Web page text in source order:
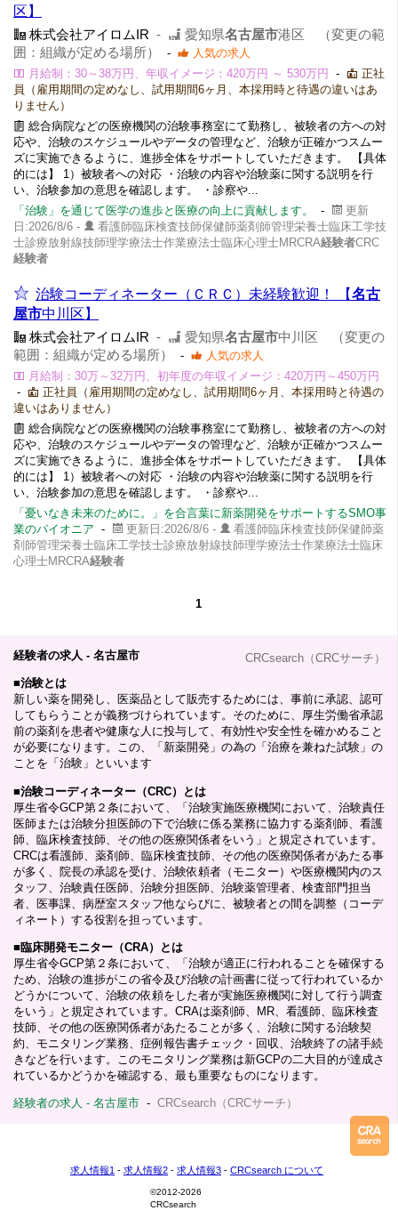
区】
株式会社アイロムIR - 愛知県名古屋市港区 （変更の範
囲：組織が定める場所）
-
人気の求人
月給制：30～38万円、年収イメージ：420万円 ～ 530万円
-
正社
員（雇用期間の定めなし、試用期間6ヶ月、本採用時と待遇の違いはあ
りません）
総合病院などの医療機関の治験事務室にて勤務し、被験者の方への対
応や、治験のスケジュールやデータの管理など、治験が正確かつスムー
ズに実施できるように、進捗全体をサポートしていただきます。 【具体
的には】 1）被験者への対応 ・治験の内容や治験薬に関する説明を行
い、治験参加の意思を確認します。 ・診察や...
「治験」を通じて医学の進歩と医療の向上に貢献します。
-
更新
日:2026/8/6 -
看護師臨床検査技師保健師薬剤師管理栄養士臨床工学技
士診療放射線技師理学療法士作業療法士臨床心理士MRCRA経験者CRC
経験者
治験コーディネーター（ＣＲＣ）未経験歓迎！ 【名古
屋市中川区】
株式会社アイロムIR - 愛知県名古屋市中川区 （変更の
範囲：組織が定める場所）
-
人気の求人
月給制：30万～32万円、初年度の年収イメージ：420万円～450万円
-
正社員（雇用期間の定めなし、試用期間6ヶ月、本採用時と待遇の
違いはありません）
総合病院などの医療機関の治験事務室にて勤務し、被験者の方への対
応や、治験のスケジュールやデータの管理など、治験が正確かつスムー
ズに実施できるように、進捗全体をサポートしていただきます。 【具体
的には】 1）被験者への対応 ・治験の内容や治験薬に関する説明を行
い、治験参加の意思を確認します。 ・診察や...
「憂いなき未来のために。」を合言葉に新薬開発をサポートするSMO事
業のパイオニア - 更新日:2026/8/6 -
看護師臨床検査技師保健師薬
剤師管理栄養士臨床工学技士診療放射線技師理学療法士作業療法士臨床
心理士MRCRA経験者
1
CRCsearch（CRCサーチ）
経験者の求人 - 名古屋市
■治験とは
新しい薬を開発し、医薬品として販売するためには、事前に承認、認可
してもらうことが義務づけられています。そのために、厚生労働省承認
前の薬剤を患者や健康な人に投与して、有効性や安全性を確かめること
が必要になります。この、「新薬開発」の為の「治療を兼ねた試験」の
ことを「治験」といいます
■治験コーディネーター（CRC）とは
厚生省令GCP第２条において、「治験実施医療機関において、治験責任
医師または治験分担医師の下で治験に係る業務に協力する薬剤師、看護
師、臨床検査技師、その他の医療関係者をいう」と規定されています。
CRCは看護師、薬剤師、臨床検査技師、その他の医療関係者があたる事
が多く、院長の承認を受け、治験依頼者（モニター）や医療機関内のス
タッフ、治験責任医師、治験分担医師、治験薬管理者、検査部門担当
者、医事課、病歴室スタッフ他ならびに、被験者との間を調整（コーデ
ィネート）する役割を担っています。
■臨床開発モニター（CRA）とは
厚生省令GCP第２条において、「治験が適正に行われることを確保する
ため、治験の進捗がこの省令及び治験の計画書に従って行われているか
どうかについて、治験の依頼をした者が実施医療機関に対して行う調査
をいう」と規定されています。CRAは薬剤師、MR、看護師、臨床検査
技師、その他の医療関係者があたることが多く、治験に関する治験契
約、モニタリング業務、症例報告書チェック・回収、治験終了の諸手続
きなどを行います。このモニタリング業務は新GCPの二大目的が達成さ
れているかどうかを確認する、最も重要なものになります。
経験者の求人 - 名古屋市 - CRCsearch（CRCサーチ）
求人情報1 - 求人情報2 - 求人情報3 - CRCsearch について
©2012-2026
CRCsearch